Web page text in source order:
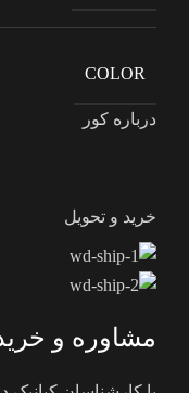
COLOR
درباره کور
خرید و تحویل
مشاوره و